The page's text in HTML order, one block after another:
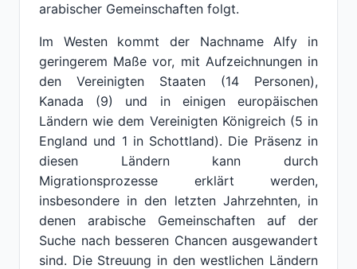
arabischer Gemeinschaften folgt.
Im Westen kommt der Nachname Alfy in
geringerem Maße vor, mit Aufzeichnungen in
den Vereinigten Staaten (14 Personen),
Kanada (9) und in einigen europäischen
Ländern wie dem Vereinigten Königreich (5 in
England und 1 in Schottland). Die Präsenz in
diesen Ländern kann durch
Migrationsprozesse erklärt werden,
insbesondere in den letzten Jahrzehnten, in
denen arabische Gemeinschaften auf der
Suche nach besseren Chancen ausgewandert
sind. Die Streuung in den westlichen Ländern